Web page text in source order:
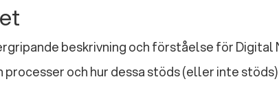
beskrivning och förståelse för Digital
och hur dessa stöds (eller inte